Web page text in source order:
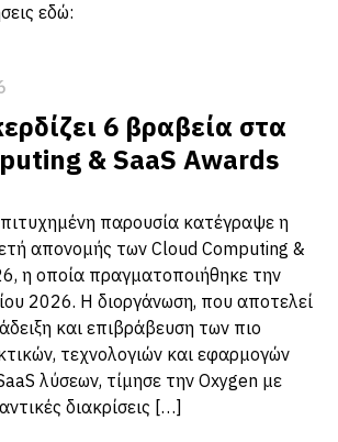
εδώ:
6 βραβεία στα
& SaaS Awards
παρουσία κατέγραψε η
απονομής των Cloud Computing &
η οποία πραγματοποιήθηκε την
2026. Η διοργάνωση, που αποτελεί
και επιβράβευση των πιο
τεχνολογιών και εφαρμογών
λύσεων, τίμησε την Oxygen με
διακρίσεις […]